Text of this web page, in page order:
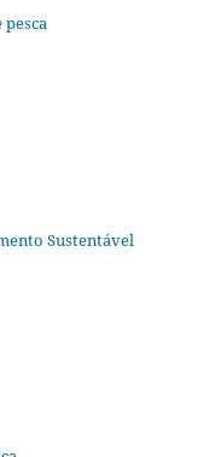
pesca
Sustentável